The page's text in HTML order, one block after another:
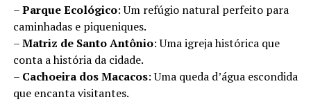
–Parque Ecológico: Um refúgio natural perfeito para
caminhadas e piqueniques.
–Matriz de Santo Antônio: Uma igreja histórica que
conta a história da cidade.
– Cachoeira dos Macacos: Uma queda d’água escondida
que encanta visitantes.